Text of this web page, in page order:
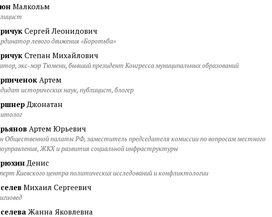
Малкольм
Сергей Леонидович
левого движения «Боротьба»
Степан Михайлович
экс-мэр Тюмени, бывший президент Конгресса муниципальных образований
Артем
исторических наук, публицист, блогер
Джонатан
Артем Юрьевич
Общественной палаты РФ, заместитель председателя комиссии по вопросам местного
ЖКХ и развития социальной инфраструктуры
Денис
Киевского центра политических исследований и конфликтологии
Михаил Сергеевич
Жанна Яковлевна